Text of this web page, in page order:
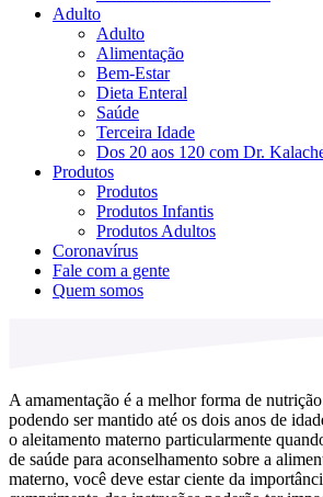
Adulto
Adulto
Alimentação
Bem-Estar
Dieta Enteral
Saúde
Terceira Idade
Dos 20 aos 120 com Dr.
Produtos
Produtos
Produtos Infantis
Produtos Adultos
Coronavírus
Fale com a gente
Quem somos
A amamentação é a melhor forma de
podendo ser mantido até os dois anos de
o aleitamento materno particularmente
de saúde para aconselhamento sobre a
materno, você deve estar ciente da